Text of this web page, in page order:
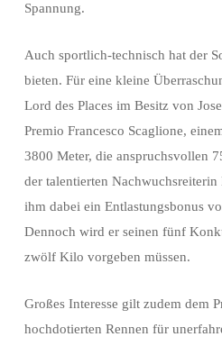
Spannung.
Auch sportlich-technisch hat der
bieten. Für eine kleine
Lord des Places im Besitz von
Premio Francesco Scaglione,
3800 Meter, die anspruchsvollen
der talentierten
ihm dabei ein Entlastungsbonus
Dennoch wird er seinen fünf
zwölf Kilo vorgeben müssen.
Großes Interesse gilt zudem dem
hochdotierten Rennen für